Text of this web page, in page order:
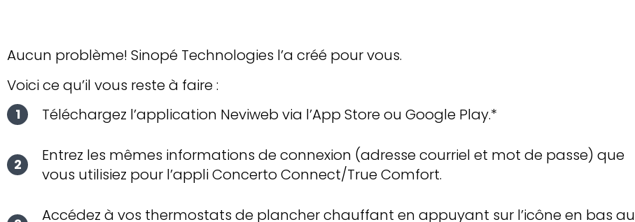
Aucun problème! Sinopé Technologies l’a créé pour vous.
Voici ce qu’il vous reste à faire :
Téléchargez l’application Neviweb via l’App Store ou Google Play.*
Entrez les mêmes informations de connexion (adresse courriel et mot de passe) que
vous utilisiez pour l’appli Concerto Connect/True Comfort.
Accédez à vos thermostats de plancher chauffant en appuyant sur l’icône en bas au